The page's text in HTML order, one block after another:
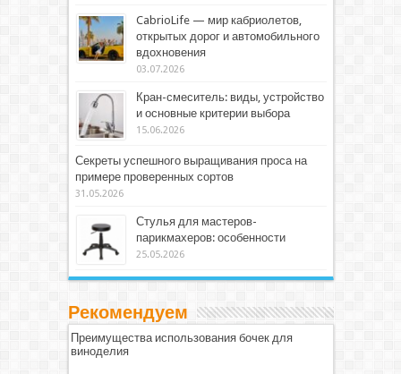
CabrioLife — мир кабриолетов,
открытых дорог и автомобильного
вдохновения
03.07.2026
Кран-смеситель: виды, устройство
и основные критерии выбора
15.06.2026
Секреты успешного выращивания проса на
примере проверенных сортов
31.05.2026
Стулья для мастеров-
парикмахеров: особенности
25.05.2026
Рекомендуем
Преимущества использования бочек для
виноделия